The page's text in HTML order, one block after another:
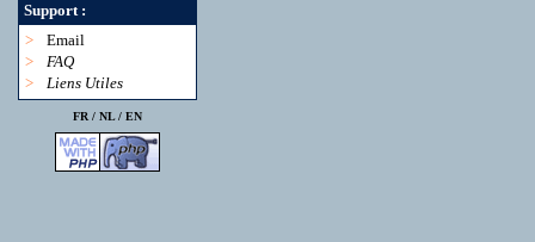
Support :
>
Email
>
FAQ
>
Liens Utiles
FR / NL/ EN